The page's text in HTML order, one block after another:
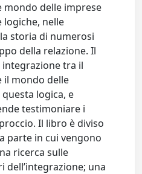
mondo delle imprese
logiche, nelle
storia di numerosi
della relazione. Il
tra il
il mondo delle
logica, e
testimoniare i
Il libro è diviso
parte in cui vengono
ricerca sulle
dell’integrazione; una